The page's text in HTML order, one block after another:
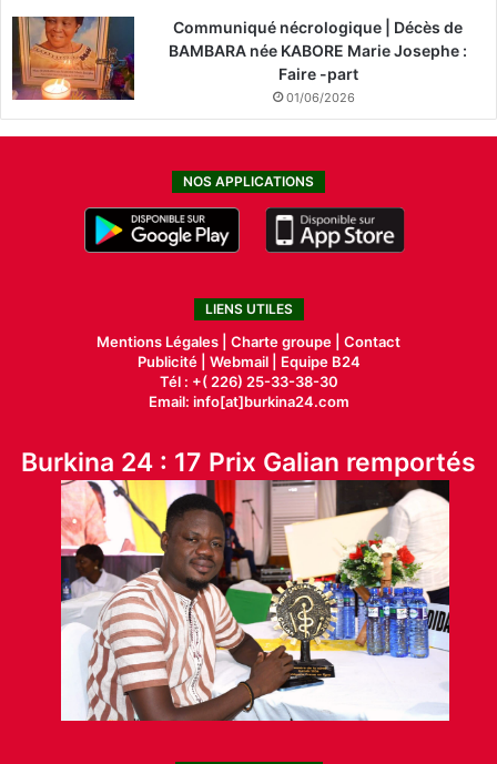
Communiqué nécrologique | Décès de
BAMBARA née KABORE Marie Josephe :
Faire -part
01/06/2026
NOS APPLICATIONS
LIENS UTILES
Mentions Légales | Charte groupe | Contact
Publicité| Webmail |
Equipe B24
Tél : +( 226) 25-33-38-30
Email: info[at]burkina24.com
Burkina 24 : 17 Prix Galian remportés